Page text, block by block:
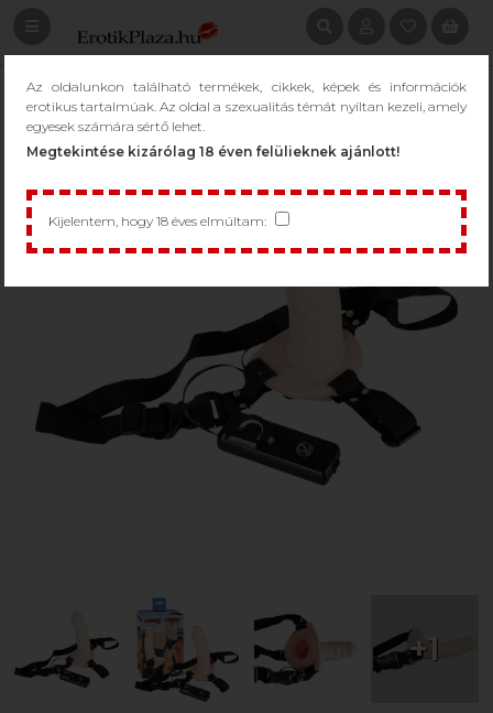
Az oldalunkon található termékek, cikkek, képek és információk
erotikus tartalmúak. Az oldal a szexualitás témát nyíltan kezeli, amely
egyesek számára sértő lehet.
Megtekintése kizárólag 18 éven felülieknek ajánlott!
Kijelentem, hogy 18 éves elmúltam:
+1